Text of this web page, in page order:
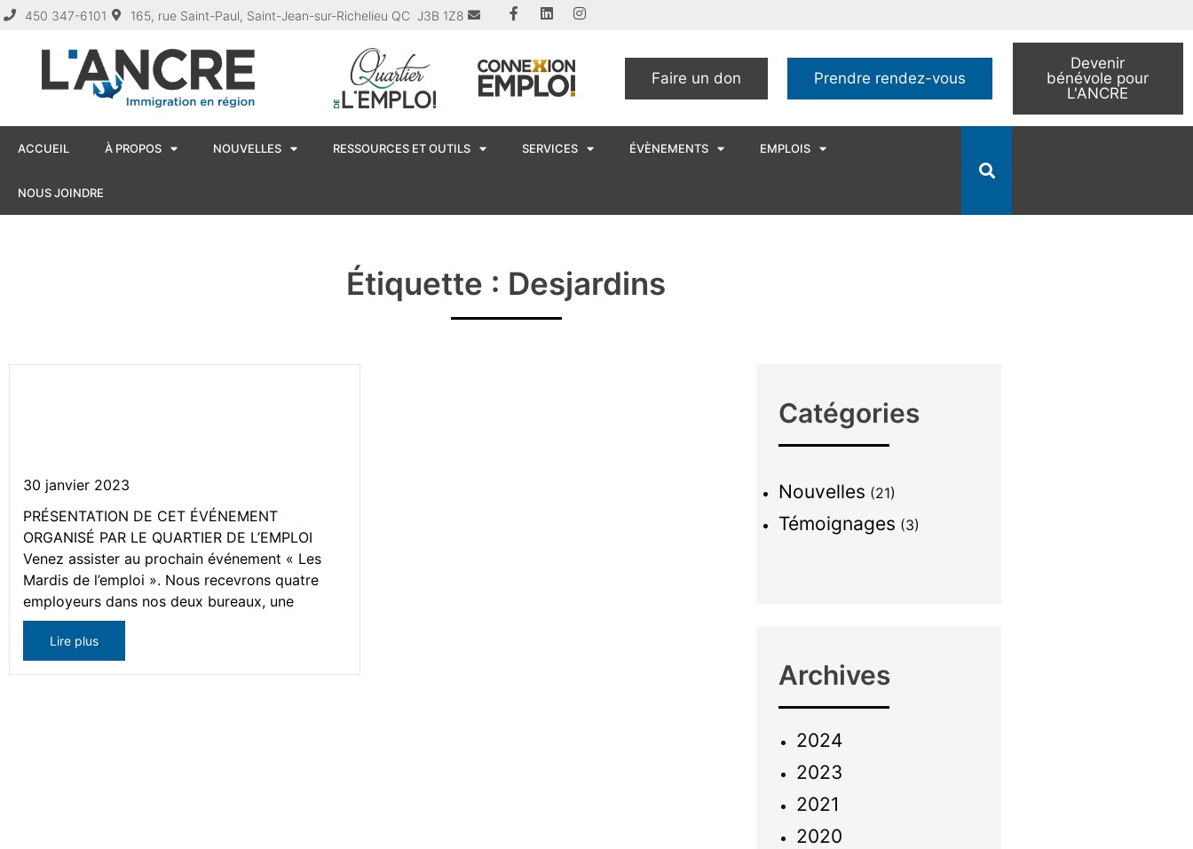
450 347-6101 165, rue Saint-Paul, Saint-Jean-sur-Richelieu QC J3B 1Z8
Faire un don Prendre rendez-vous
Devenir
bénévole pour
L'ANCRE
ACCUEIL À PROPOS NOUVELLES RESSOURCES ET OUTILS SERVICES ÉVÈNEMENTS EMPLOIS
NOUS JOINDRE
Étiquette : Desjardins
30 janvier 2023
PRÉSENTATION DE CET ÉVÉNEMENT
ORGANISÉ PAR LE QUARTIER DE L’EMPLOI
Venez assister au prochain événement « Les
Mardis de l’emploi ». Nous recevrons quatre
employeurs dans nos deux bureaux, une
Lire plus
Catégories
Nouvelles (21)
Témoignages (3)
Archives
2024
2023
2021
2020